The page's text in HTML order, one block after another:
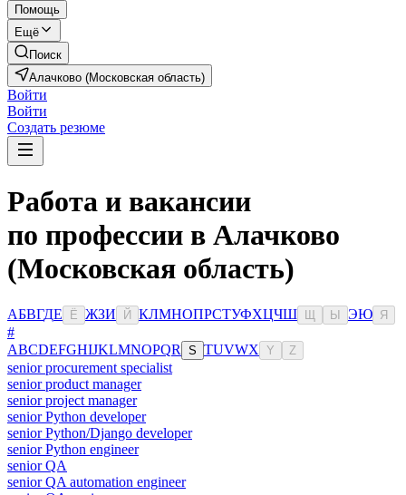
Помощь
Ещё
Поиск
Алачково (Московская область)
Войти
Войти
Создать резюме
Работа и вакансии
по профессии в Алачково
(Московская область)
АБВГДЕ Ё ЖЗИ Й КЛМНОПРСТУФХЦЧШ Ы ЭЮ Я
#
ABCDEFGHIJKLMNOPQR S TUVWX Y Z
senior procurement specialist
senior product manager
senior project manager
senior Python developer
senior Python/Django developer
senior Python engineer
senior QA
senior QA automation engineer